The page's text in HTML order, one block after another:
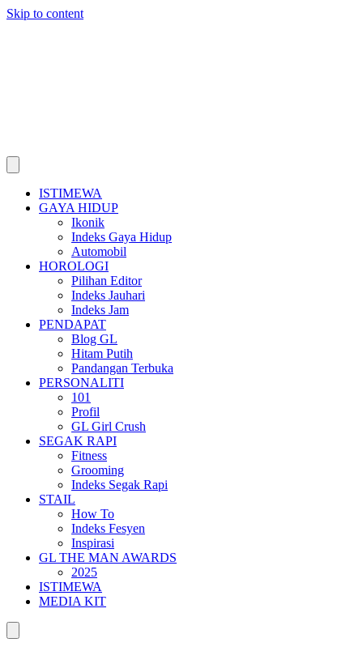
Skip to content
ISTIMEWA
GAYA HIDUP
Ikonik
Indeks Gaya Hidup
Automobil
HOROLOGI
Pilihan Editor
Indeks Jauhari
Indeks Jam
PENDAPAT
Blog GL
Hitam Putih
Pandangan Terbuka
PERSONALITI
101
Profil
GL Girl Crush
SEGAK RAPI
Fitness
Grooming
Indeks Segak Rapi
STAIL
How To
Indeks Fesyen
Inspirasi
GL THE MAN AWARDS
2025
ISTIMEWA
MEDIA KIT